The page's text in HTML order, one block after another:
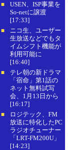
■
USEN、ISP事業を
So-netに譲渡
[17:33]
■
ニコ生、ユーザー
生放送などでもタ
イムシフト機能が
利用可能に
[16:40]
■
テレ朝の新ドラマ
「宿命」第1話の
ネット無料試写
会、1月13日から
[16:17]
■
ロジテック、FM
放送に特化したPC
ラジオチューナー
「LRT-FM200U」
[14:23]